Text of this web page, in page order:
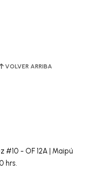
VOLVER ARRIBA
- OF 12A | Maipú
hrs.